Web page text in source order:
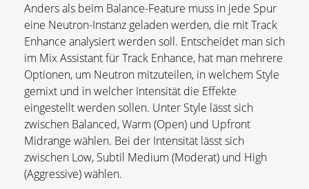
Anders als beim Balance-Feature muss in jede Spur
eine Neutron-Instanz geladen werden, die mit Track
Enhance analysiert werden soll. Entscheidet man sich
im Mix Assistant für Track Enhance, hat man mehrere
Optionen, um Neutron mitzuteilen, in welchem Style
gemixt und in welcher Intensität die Effekte
eingestellt werden sollen. Unter Style lässt sich
zwischen Balanced, Warm (Open) und Upfront
Midrange wählen. Bei der Intensität lässt sich
zwischen Low, Subtil Medium (Moderat) und High
(Aggressive) wählen.